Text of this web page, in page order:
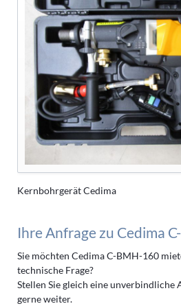
Kernbohrgerät Cedima
Ihre Anfrage zu Cedima
Sie möchten Cedima C-BMH-160
technische Frage?
Stellen Sie gleich eine unverbindliche
gerne weiter.